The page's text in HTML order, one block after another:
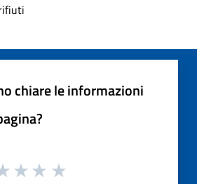
chiare le informazioni